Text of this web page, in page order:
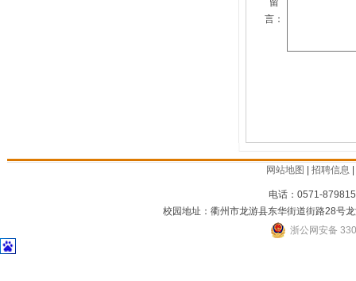
留
言：
网站地图 招聘信息
电话：0571-
校园地址：衢州市龙游县东华街道街路28号
浙公网安备